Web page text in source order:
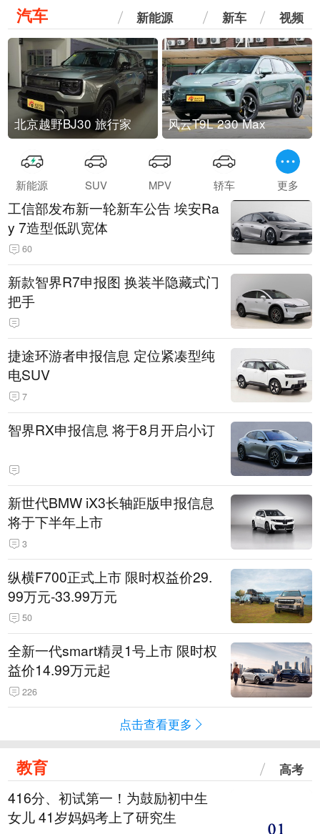
汽车 新能源 新车 视频
北京越野BJ30 旅行家 风云T9L 230 Max
新能源 SUV MPV 轿车 更多
工信部发布新一轮新车公告 埃安Ra
y 7造型低趴宽体
60
新款智界R7申报图 换装半隐藏式门
把手
捷途环游者申报信息 定位紧凑型纯
电SUV
7
智界RX申报信息 将于8月开启小订
新世代BMW iX3长轴距版申报信息
将于下半年上市
3
纵横F700正式上市 限时权益价29.
99万元-33.99万元
50
全新一代smart精灵1号上市 限时权
益价14.99万元起
226
点击查看更多
教育 高考
416分、初试第一！为鼓励初中生
女儿 41岁妈妈考上了研究生